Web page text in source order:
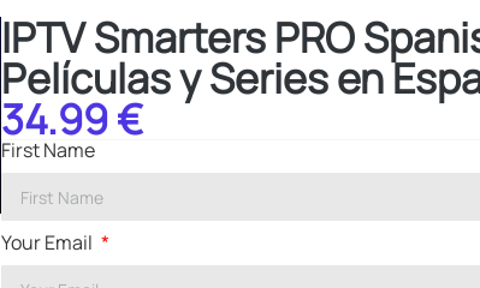
IPTV Smarters PRO
Películas y Series en
34.99 €
First Name
Your Email